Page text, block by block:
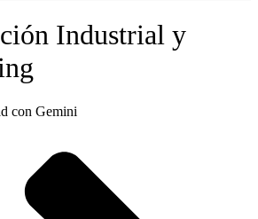
Industrial y
con Gemini